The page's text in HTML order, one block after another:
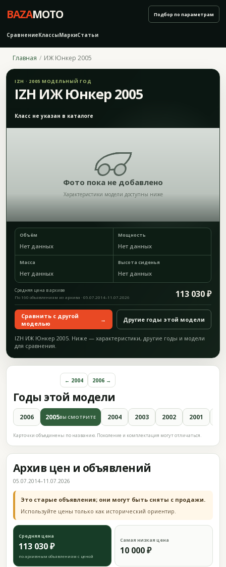
BAZAMOTO
СравнениеКлассыМаркиСтатьи
Подбор по параметрам
Главная ИЖ Юнкер 2005
IZH · 2005 МОДЕЛЬНЫЙ ГОД
IZH ИЖ Юнкер 2005
Класс не указан в каталоге
Фото пока не добавлено
Характеристики модели доступны ниже
Объём
Нет данных
Мощность
Нет данных
Масса
Нет данных
Высота сиденья
Нет данных
Средняя цена в архиве 113 030 ₽
По 160 объявлениям из архива · 05.07.2014–11.07.2026
Сравнить с другой
моделью
→ Другие годы этой модели
IZH ИЖ Юнкер 2005. Ниже — характеристики, другие годы и модели
для сравнения.
Годы этой модели
← 2004 2006 →
2006 2005ВЫ СМОТРИТЕ 2004 2003 2002 2001
Карточки объединены по названию. Поколение и комплектация могут отличаться.
Архив цен и объявлений
05.07.2014–11.07.2026
Это старые объявления; они могут быть сняты с продажи.
Используйте цены только как исторический ориентир.
Средняя цена
113 030 ₽
по архивным объявлениям с ценой
Самая низкая цена
10 000 ₽